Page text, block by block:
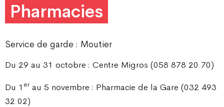
Pharmacies
Service de garde : Moutier
Du 29 au 31 octobre : Centre Migros (058 878 20 70)
Du 1 er au 5 novembre : Pharmacie de la Gare (032 493
32 02)